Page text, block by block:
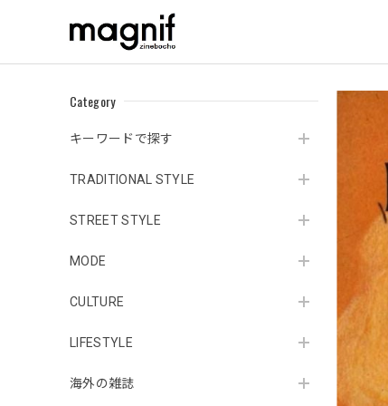
Category
キーワードで探す
TRADITIONAL STYLE
STREET STYLE
MODE
CULTURE
LIFESTYLE
海外の雑誌